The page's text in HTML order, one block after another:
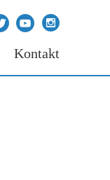
Kontakt